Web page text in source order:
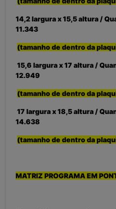
14,2 largura x 15,5 altura /
11.343
(tamanho de dentro da
15,6 largura x 17 altura /
12.949
(tamanho de dentro da
17 largura x 18,5 altura /
14.638
(tamanho de dentro da
MATRIZ PROGRAMA EM